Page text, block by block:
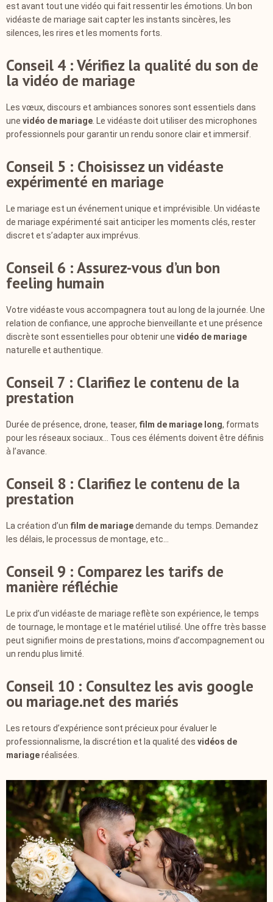
est avant tout une vidéo qui fait ressentir les émotions. Un bon
vidéaste de mariage sait capter les instants sincères, les
silences, les rires et les moments forts.
Conseil 4 : Vérifiez la qualité du son de
la vidéo de mariage
Les vœux, discours et ambiances sonores sont essentiels dans
une vidéo de mariage . Le vidéaste doit utiliser des microphones
professionnels pour garantir un rendu sonore clair et immersif.
Conseil 5 : Choisissez un vidéaste
expérimenté en mariage
Le mariage est un événement unique et imprévisible. Un vidéaste
de mariage expérimenté sait anticiper les moments clés, rester
discret et s’adapter aux imprévus.
Conseil 6 : Assurez-vous d’un bon
feeling humain
Votre vidéaste vous accompagnera tout au long de la journée. Une
relation de confiance, une approche bienveillante et une présence
discrète sont essentielles pour obtenir une vidéo de mariage
naturelle et authentique.
Conseil 7 : Clarifiez le contenu de la
prestation
Durée de présence, drone, teaser, film de mariage long, formats
pour les réseaux sociaux… Tous ces éléments doivent être définis
à l’avance.
Conseil 8 : Clarifiez le contenu de la
prestation
La création d’un film de mariagedemande du temps. Demandez
les délais, le processus de montage, etc…
Conseil 9 : Comparez les tarifs de
manière réfléchie
Le prix d’un vidéaste de mariage reflète son expérience, le temps
de tournage, le montage et le matériel utilisé. Une offre très basse
peut signifier moins de prestations, moins d’accompagnement ou
un rendu plus limité.
Conseil 10 : Consultez les avis google
ou mariage.net des mariés
Les retours d’expérience sont précieux pour évaluer le
professionnalisme, la discrétion et la qualité des vidéos de
mariageréalisées.